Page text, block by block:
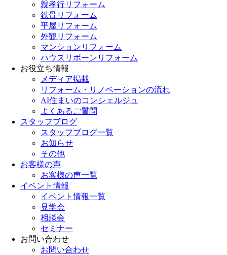
親孝行リフォーム
鉄骨リフォーム
平屋リフォーム
外観リフォーム
マンションリフォーム
ハウスリボーンリフォーム
お役立ち情報
メディア掲載
リフォーム・リノベーションの流れ
AI住まいのコンシェルジュ
よくあるご質問
スタッフブログ
スタッフブログ一覧
お知らせ
その他
お客様の声
お客様の声一覧
イベント情報
イベント情報一覧
見学会
相談会
セミナー
お問い合わせ
お問い合わせ